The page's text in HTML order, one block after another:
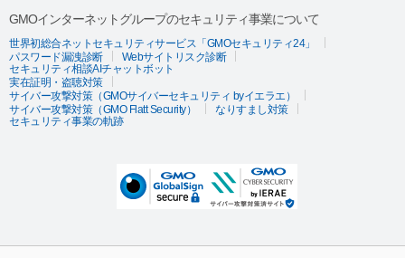
GMOインターネットグループのセキュリティ事業について
世界初総合ネットセキュリティサービス「GMOセキュリティ24」
パスワード漏洩診断
Webサイトリスク診断
セキュリティ相談AIチャットボット
実在証明・盗聴対策
サイバー攻撃対策（GMOサイバーセキュリティ byイエラエ）
サイバー攻撃対策（GMO Flatt Security）
なりすまし対策
セキュリティ事業の軌跡